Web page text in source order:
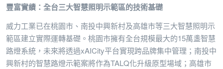
豐富實績：全台三大智慧照明示範區的技術基礎
威力工業已在桃園市、南投中興新村及高雄市等三大智慧照明示
範區建立實際運轉基礎。桃園市擁有全台規模最大的15萬盞智慧
路燈系統，未來將透過xAICity平台實現跨品牌集中管理；南投中
興新村的智慧路燈示範案將作為TALQ化升級原型場域；高雄市